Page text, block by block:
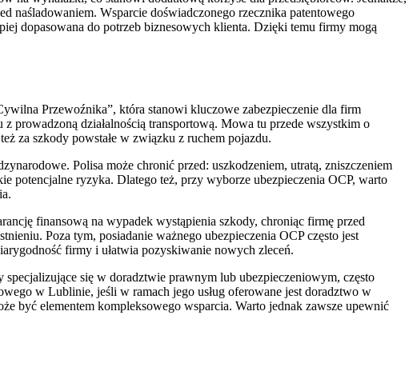
naśladowaniem. Wsparcie doświadczonego rzecznika patentowego
dopasowana do potrzeb biznesowych klienta. Dzięki temu firmy mogą
Przewoźnika”, która stanowi kluczowe zabezpieczenie dla firm
prowadzoną działalnością transportową. Mowa tu przede wszystkim o
za szkody powstałe w związku z ruchem pojazdu.
Polisa może chronić przed: uszkodzeniem, utratą, zniszczeniem
potencjalne ryzyka. Dlatego też, przy wyborze ubezpieczenia OCP, warto
finansową na wypadek wystąpienia szkody, chroniąc firmę przed
Poza tym, posiadanie ważnego ubezpieczenia OCP często jest
firmy i ułatwia pozyskiwanie nowych zleceń.
się w doradztwie prawnym lub ubezpieczeniowym, często
w Lublinie, jeśli w ramach jego usług oferowane jest doradztwo w
być elementem kompleksowego wsparcia. Warto jednak zawsze upewnić